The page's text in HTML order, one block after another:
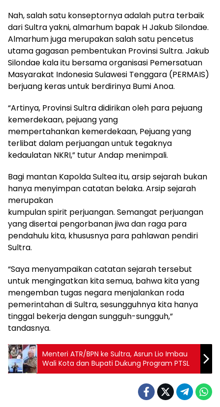
Nah, salah satu konseptornya adalah putra terbaik
dari Sultra yakni, almarhum bapak H Jakub Silondae.
Almarhum juga merupakan salah satu pencetus
utama gagasan pembentukan Provinsi Sultra. Jakub
Silondae kala itu bersama organisasi Pemersatuan
Masyarakat Indonesia Sulawesi Tenggara (PERMAIS)
berjuang keras untuk berdirinya Bumi Anoa.
“Artinya, Provinsi Sultra didirikan oleh para pejuang
kemerdekaan, pejuang yang
mempertahankan kemerdekaan, Pejuang yang
terlibat dalam perjuangan untuk tegaknya
kedaulatan NKRI,” tutur Andap menimpali.
Bagi mantan Kapolda Sultea itu, arsip sejarah bukan
hanya menyimpan catatan belaka. Arsip sejarah
merupakan
kumpulan spirit perjuangan. Semangat perjuangan
yang disertai pengorbanan jiwa dan raga para
pendahulu kita, khususnya para pahlawan pendiri
Sultra.
“Saya menyampaikan catatan sejarah tersebut
untuk mengingatkan kita semua, bahwa kita yang
mengemban tugas negara menjalankan roda
pemerintahan di Sultra, sesungguhnya kita hanya
tinggal bekerja dengan sungguh-sungguh,”
tandasnya.
Menteri ATR/BPN ke Sultra, Asrun Lio Imbau
Wali Kota dan Bupati Dukung Program PTSL